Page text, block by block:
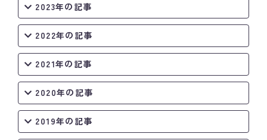
2023年の記事
2022年の記事
2021年の記事
2020年の記事
2019年の記事